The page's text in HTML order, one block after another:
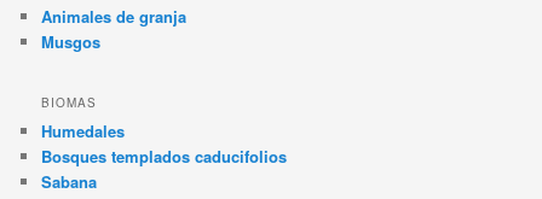
Animales de granja
Musgos
BIOMAS
Humedales
Bosques templados caducifolios
Sabana